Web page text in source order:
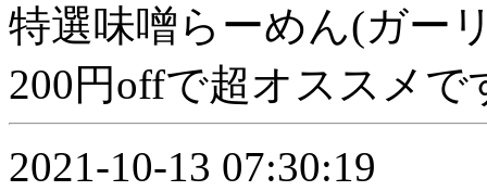
特選味噌らーめん(ガー
200円offで超オススメで
2021-10-13 07:30:19